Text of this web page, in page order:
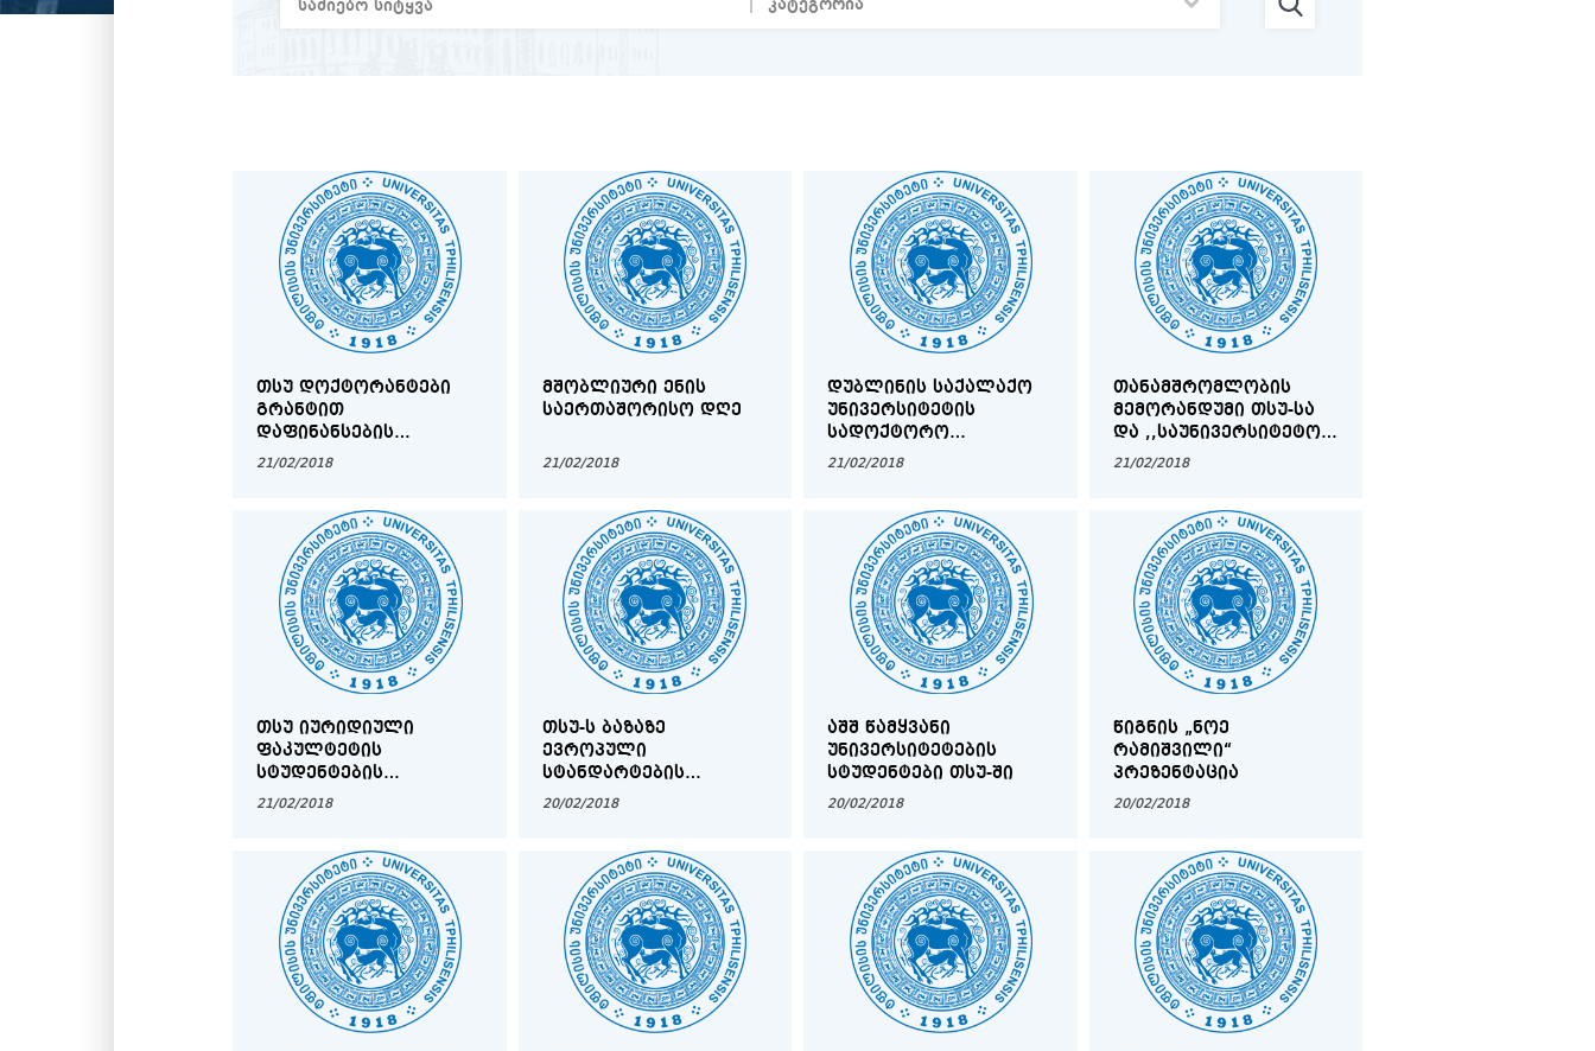
ᲗᲡᲣ ᲓᲝᲥᲢᲝᲠᲐᲜᲢᲔᲑᲘ
ᲒᲠᲐᲜᲢᲘᲗ
ᲓᲐᲤᲘᲜᲐᲜᲡᲔᲑᲘᲡ
ᲙᲝᲜᲙᲣᲠᲡᲨᲘ ᲙᲕᲚᲐᲕ
21/02/2018
ᲛᲨᲝᲑᲚᲘᲣᲠᲘ ᲔᲜᲘᲡ
ᲡᲐᲔᲠᲗᲐᲨᲝᲠᲘᲡᲝ ᲓᲦᲔ
21/02/2018
ᲓᲣᲑᲚᲘᲜᲘᲡ ᲡᲐᲥᲐᲚᲐᲥᲝ
ᲣᲜᲘᲕᲔᲠᲡᲘᲢᲔᲢᲘᲡ
ᲡᲐᲓᲝᲥᲢᲝᲠᲝ
ᲡᲢᲘᲞᲔᲜᲓᲘᲔᲑᲘ
21/02/2018
ᲗᲐᲜᲐᲛᲨᲠᲝᲛᲚᲝᲑᲘᲡ
ᲛᲔᲛᲝᲠᲐᲜᲓᲣᲛᲘ ᲗᲡᲣ-ᲡᲐ
ᲓᲐ ,,ᲡᲐᲣᲜᲘᲕᲔᲠᲡᲘᲢᲔᲢᲝ
ᲙᲚᲘᲜᲘᲙᲐᲡ” ᲨᲝᲠᲘᲡ
21/02/2018
ᲗᲡᲣ ᲘᲣᲠᲘᲓᲘᲣᲚᲘ
ᲤᲐᲙᲣᲚᲢᲔᲢᲘᲡ
ᲡᲢᲣᲓᲔᲜᲢᲔᲑᲘᲡ
ᲬᲐᲠᲛᲐᲢᲔᲑᲐ
21/02/2018
ᲗᲡᲣ-Ს ᲑᲐᲖᲐᲖᲔ
ᲔᲕᲠᲝᲞᲣᲚᲘ
ᲡᲢᲐᲜᲓᲐᲠᲢᲔᲑᲘᲡ
ᲛᲐᲦᲐᲚᲢᲔᲥᲜᲝᲚᲝᲒᲘᲣᲠᲘ
ᲨᲔᲘᲥᲛᲜᲔᲑᲐ
20/02/2018
ᲐᲨᲨ ᲬᲐᲛᲧᲕᲐᲜᲘ
ᲣᲜᲘᲕᲔᲠᲡᲘᲢᲔᲢᲔᲑᲘᲡ
ᲡᲢᲣᲓᲔᲜᲢᲔᲑᲘ ᲗᲡᲣ-ᲨᲘ
20/02/2018
ᲬᲘᲒᲜᲘᲡ „ᲜᲝᲔ
ᲠᲐᲛᲘᲨᲕᲘᲚᲘ“
ᲞᲠᲔᲖᲔᲜᲢᲐᲪᲘᲐ
20/02/2018